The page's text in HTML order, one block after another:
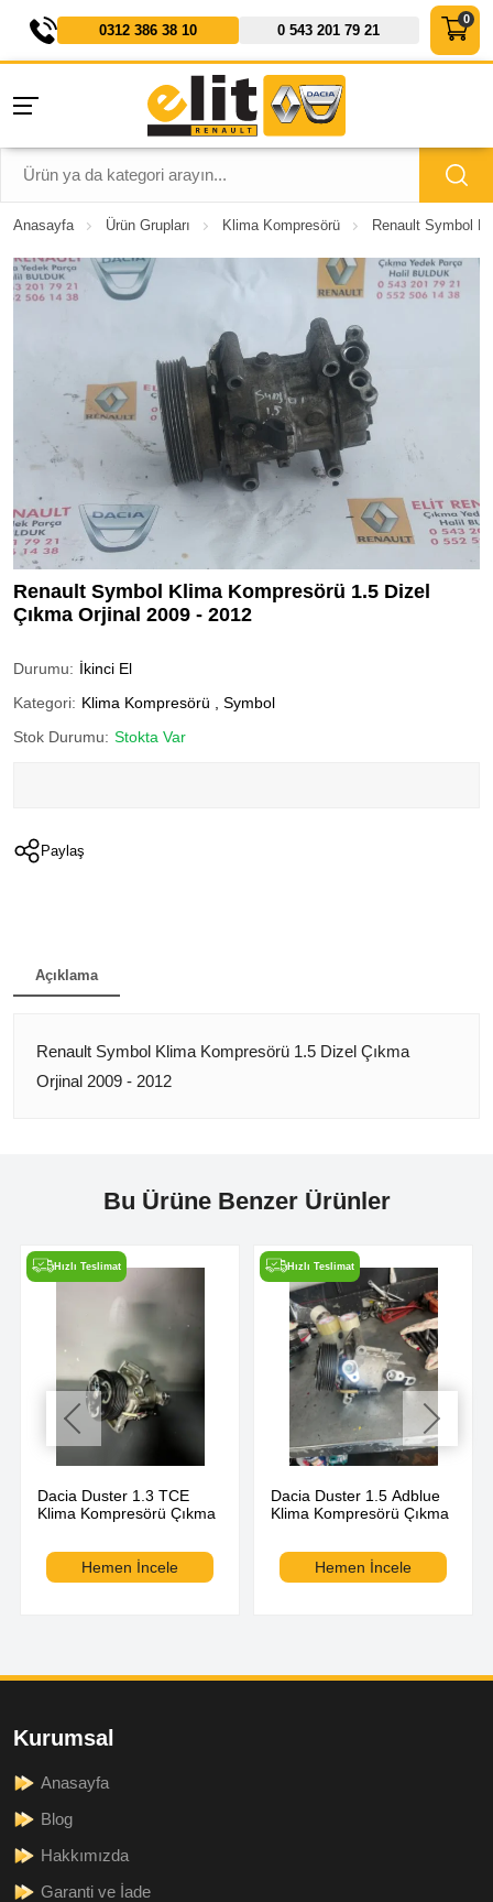
0312 386 38 10 0 543 201 79 21
Anasayfa Ürün Grupları Klima Kompresörü Renault Symbol
Renault Symbol Klima Kompresörü 1.5 Dizel
Çıkma Orjinal 2009 - 2012
Durumu: İkinci El
Kategori: Klima Kompresörü
Symbol
Stok Durumu: Stokta Var
Paylaş
Açıklama
Renault Symbol Klima Kompresörü 1.5 Dizel Çıkma
Orjinal 2009 - 2012
Bu Ürüne Benzer Ürünler
Hızlı Teslimat
Dacia Duster 1.3 TCE
Klima Kompresörü Çıkma
Hemen İncele
Hızlı Teslimat
Dacia Duster 1.5 Adblue
Klima Kompresörü Çıkma
Hemen İncele
Kurumsal
Anasayfa
Blog
Hakkımızda
Garanti ve İade